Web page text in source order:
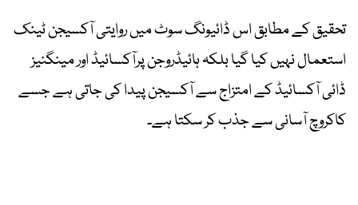
تحقیق کے مطابق اس ڈائیونگ سوٹ میں روایتی آکسیجن ٹینک
استعمال نہیں کیا گیا بلکہ ہائیڈروجن پرآکسائیڈ اور مینگنیز
ڈائی آکسائیڈ کے امتزاج سے آکسیجن پیدا کی جاتی ہے جسے
کاکروچ آسانی سے جذب کر سکتا ہے۔